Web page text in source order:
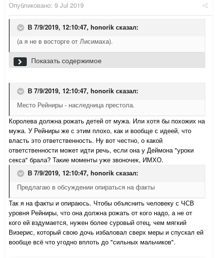
Опубликовано: 9 Jul 2019
В 7/9/2019, 12:10:47, honorik сказал:
(а я не в восторге от Лисимаха).
Я тоже. Мне больше его сын Агафокл нравится.
Показать содержимое
В 7/9/2019, 12:10:47, honorik сказал:
Место Рейниры - наследница престола.
Королева должна рожать детей от мужа. Или хотя бы похожих на
мужа. У Рейниры же с этим плохо, как и вообще с идеей, что
власть это ответственность. Ну вот честно, о какой
ответственности может идти речь, если она у Деймона "уроки
секса" брала? Такие моменты уже звоночек, ИМХО.
В 7/9/2019, 12:10:47, honorik сказал:
Предлагаю в обсуждении опираться на факты
Так я на факты и опираюсь. Чтобы объяснить человеку с ЧСВ
уровня Рейниры, что она должна рожать от кого надо, а не от
кого ей вздумается, нужен более суровый отец, чем мягкий
Визерис, который свою дочь избаловал сверх меры и спускал ей
вообще всё что угодно вплоть до "сильных мальчиков".